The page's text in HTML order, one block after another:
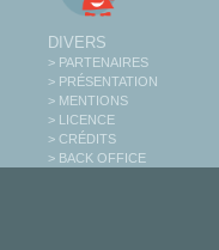
DIVERS
> PARTENAIRES
> PRÉSENTATION
> MENTIONS
> LICENCE
> CRÉDITS
> BACK OFFICE